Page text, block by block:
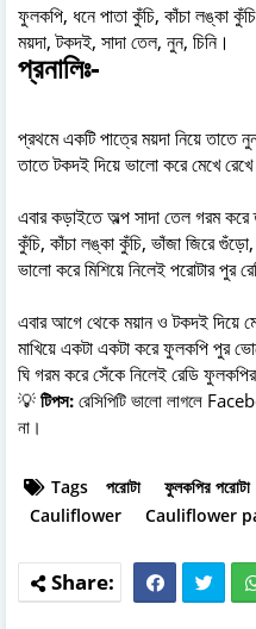
ফুলকপি, ধনে পাতা কুঁচি, কাঁচা লঙ্কা
ময়দা, টকদই, সাদা তেল, নুন, চিনি।
প্রনালিঃ-
প্রথমে একটি পাত্রে ময়দা নিয়ে তাতে
তাতে টকদই দিয়ে ভালো করে মেখে রেখে
এবার কড়াইতে অল্প সাদা তেল গরম করে
কুঁচি, কাঁচা লঙ্কা কুঁচি, ভাঁজা জিরে
ভালো করে মিশিয়ে নিলেই পরোটার পুর
এবার আগে থেকে ময়ান ও টকদই দিয়ে
মাখিয়ে একটা একটা করে ফুলকপি পুর
ঘি গরম করে সেঁকে নিলেই রেডি
💡 টিপস: রেসিপিটি ভালো লাগলে
না।
Tags পরোটা ফুলকপির পরোটা
Cauliflower
Cauliflower